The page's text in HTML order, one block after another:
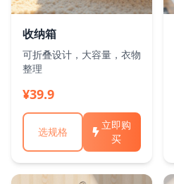
收纳箱
可折叠设计，大容量，衣物
整理
¥39.9
选规格
立即购
买